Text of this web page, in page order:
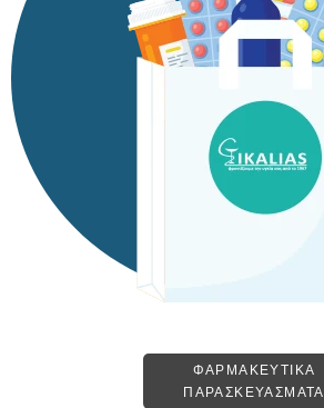
ΦΑΡΜΑΚΕΥΤΙΚΑ
ΠΑΡΑΣΚΕΥΑΣΜΑΤΑ